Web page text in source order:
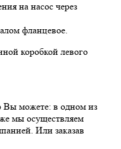
на насос через
фланцевое.
коробкой левого
можете: в одном из
мы осуществляем
Или заказав